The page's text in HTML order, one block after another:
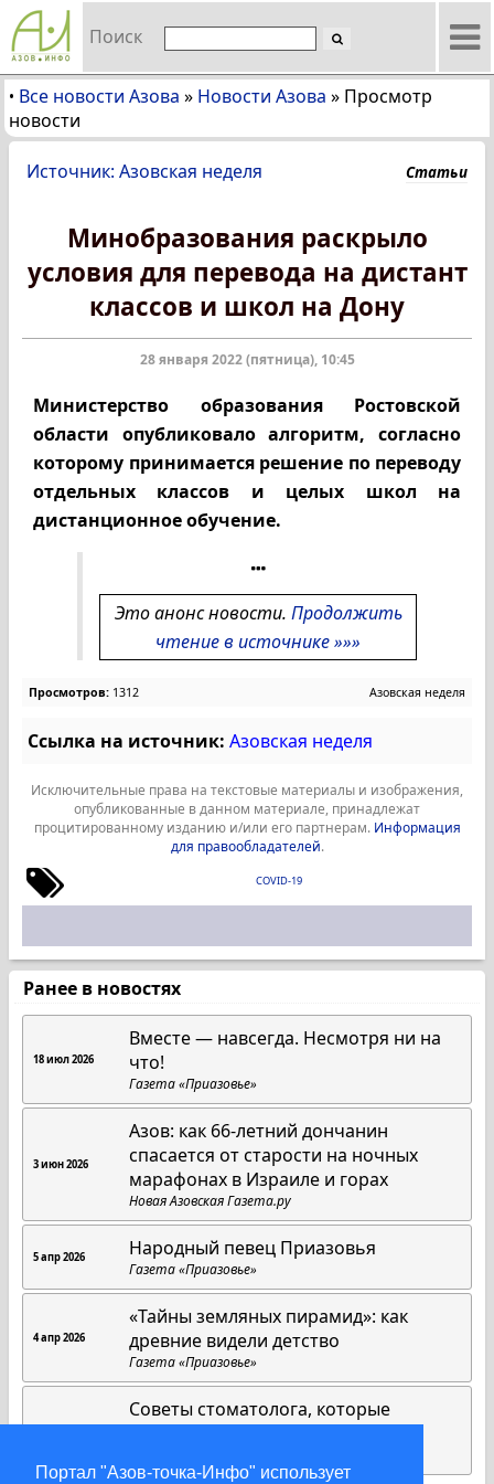
Портал "Азов-точка-Инфо" использует
Поиск
• Все новости Азова » Новости Азова » Просмотр
новости
Источник: Азовская неделя Статьи
Минобразования раскрыло
условия для перевода на дистант
классов и школ на Дону
28 января 2022 (пятница), 10:45
Министерство образования Ростовской
области опубликовало алгоритм, согласно
которому принимается решение по переводу
отдельных классов и целых школ на
дистанционное обучение.
Это анонс новости. Продолжить
чтение в источнике »»»
Просмотров: 1312 Азовская неделя
Ссылка на источник: Азовская неделя
Исключительные права на текстовые материалы и изображения,
опубликованные в данном материале, принадлежат
процитированному изданию и/или его партнерам. Информация
для правообладателей.
COVID-19
Ранее в новостях
18 июл 2026
Вместе — навсегда. Несмотря ни на
что!
Газета «Приазовье»
3 июн 2026
Азов: как 66-летний дончанин
спасается от старости на ночных
марафонах в Израиле и горах
Новая Азовская Газета.ру
5 апр 2026 Народный певец Приазовья
Газета «Приазовье»
4 апр 2026
«Тайны земляных пирамид»: как
древние видели детство
Газета «Приазовье»
Советы стоматолога, которые